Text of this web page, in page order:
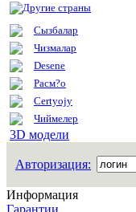
Другие страны
Сызбалар
Чизмалар
Desene
Расм?о
Certyojy
Чиймелер
3D модели
Авторизация:
Информация
Гарантии